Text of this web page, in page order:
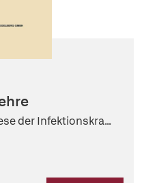
der Infektionskra...